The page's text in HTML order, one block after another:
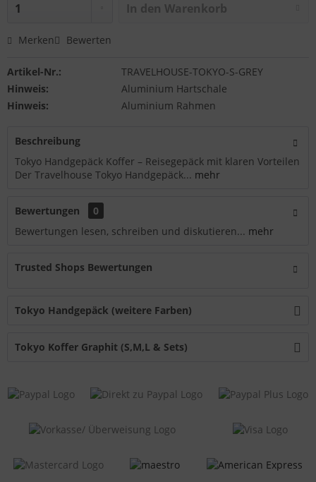
In den Warenkorb
Merken Bewerten
Artikel-Nr.:
TRAVELHOUSE-TOKYO-S-GREY
Hinweis:
Aluminium Hartschale
Hinweis:
Aluminium Rahmen
Beschreibung
Tokyo Handgepäck Koffer – Reisegepäck mit klaren Vorteilen
Der Travelhouse Tokyo Handgepäck... mehr
Bewertungen
0
Bewertungen lesen, schreiben und diskutieren... mehr
Trusted Shops Bewertungen
Tokyo Handgepäck (weitere Farben)
Tokyo Koffer Graphit (S,M,L & Sets)